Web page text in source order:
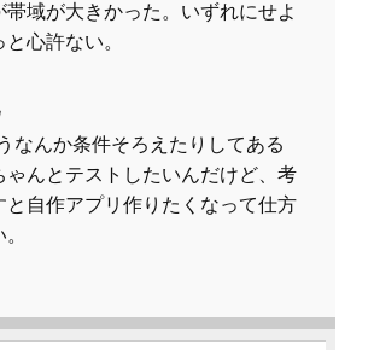
帯域が大きかった。いずれにせよ
と心許ない。
なんか条件そろえたりしてある
ゃんとテストしたいんだけど、考
と自作アプリ作りたくなって仕方